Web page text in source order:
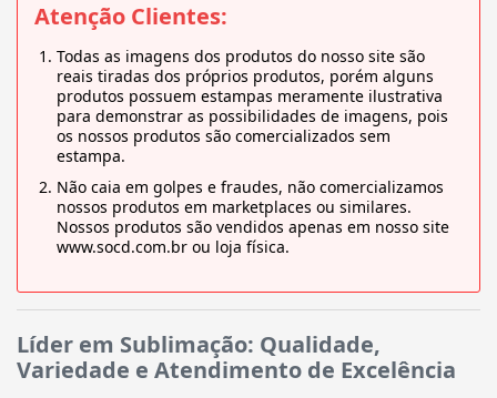
Atenção Clientes:
Todas as imagens dos produtos do nosso site são
reais tiradas dos próprios produtos, porém alguns
produtos possuem estampas meramente ilustrativa
para demonstrar as possibilidades de imagens, pois
os nossos produtos são comercializados sem
estampa.
Não caia em golpes e fraudes, não comercializamos
nossos produtos em marketplaces ou similares.
Nossos produtos são vendidos apenas em nosso site
www.socd.com.br ou loja física.
Líder em Sublimação: Qualidade,
Variedade e Atendimento de Excelência